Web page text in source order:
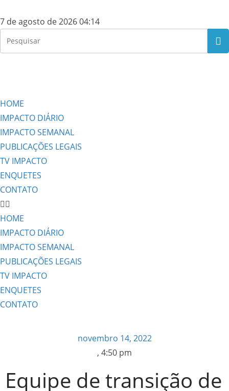
7 de agosto de 2026 04:14
HOME
IMPACTO DIÁRIO
IMPACTO SEMANAL
PUBLICAÇÕES LEGAIS
TV IMPACTO
ENQUETES
CONTATO
HOME
IMPACTO DIÁRIO
IMPACTO SEMANAL
PUBLICAÇÕES LEGAIS
TV IMPACTO
ENQUETES
CONTATO
novembro 14, 2022
, 4:50 pm
Equipe de transição de